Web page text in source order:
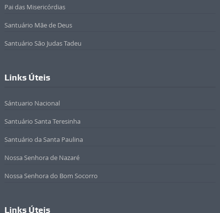
Pai das Misericórdias
Santuário Mãe de Deus
Santuário São Judas Tadeu
Links Úteis
Sántuario Nacional
Santuário Santa Teresinha
Santuário da Santa Paulina
Nossa Senhora de Nazaré
Nossa Senhora do Bom Socorro
Links Úteis